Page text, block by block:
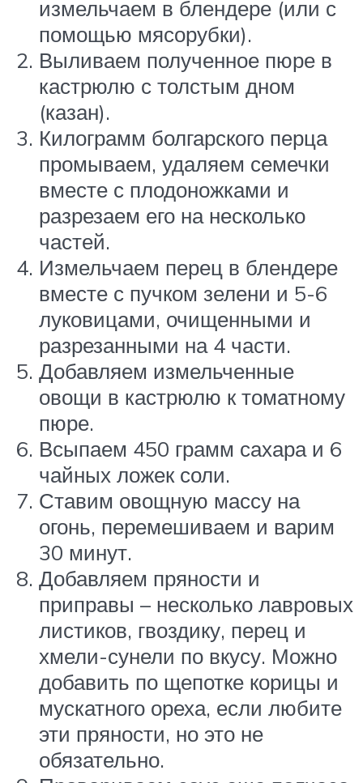
измельчаем в блендере (или с
помощью мясорубки).
Выливаем полученное пюре в
кастрюлю с толстым дном
(казан).
Килограмм болгарского перца
промываем, удаляем семечки
вместе с плодоножками и
разрезаем его на несколько
частей.
Измельчаем перец в блендере
вместе с пучком зелени и 5-6
луковицами, очищенными и
разрезанными на 4 части.
Добавляем измельченные
овощи в кастрюлю к томатному
пюре.
Всыпаем 450 грамм сахара и 6
чайных ложек соли.
Ставим овощную массу на
огонь, перемешиваем и варим
30 минут.
Добавляем пряности и
приправы – несколько лавровых
листиков, гвоздику, перец и
хмели-сунели по вкусу. Можно
добавить по щепотке корицы и
мускатного ореха, если любите
эти пряности, но это не
обязательно.